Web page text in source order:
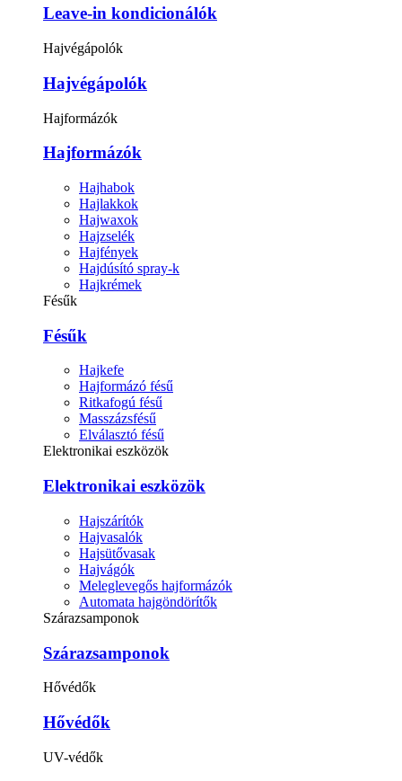
Leave-in kondicionálók
Hajvégápolók
Hajvégápolók
Hajformázók
Hajformázók
Hajhabok
Hajlakkok
Hajwaxok
Hajzselék
Hajfények
Hajdúsító spray-k
Hajkrémek
Fésűk
Fésűk
Hajkefe
Hajformázó fésű
Ritkafogú fésű
Masszázsfésű
Elválasztó fésű
Elektronikai eszközök
Elektronikai eszközök
Hajszárítók
Hajvasalók
Hajsütővasak
Hajvágók
Meleglevegős hajformázók
Automata hajgöndörítők
Szárazsamponok
Szárazsamponok
Hővédők
Hővédők
UV-védők